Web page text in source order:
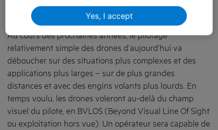
Sight ou exploitation en vue directe).
Au cours des prochaines années, le pilotage
relativement simple des drones d’aujourd’hui va
déboucher sur des situations plus complexes et des
applications plus larges – sur de plus grandes
distances et avec des engins volants plus lourds. En
temps voulu, les drones voleront au-delà du champ
visuel du pilote, en BVLOS (Beyond Visual Line Of Sight
ou exploitation hors vue). Un opérateur sera capable de
Yes, I accept